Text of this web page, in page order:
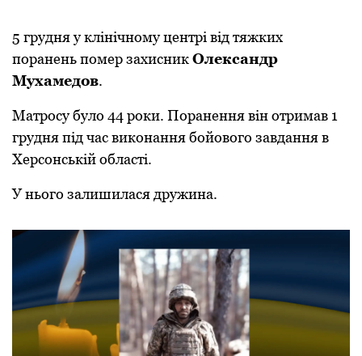
5 грудня у клінічному центрі від тяжких
поранень помер захисникОлександр
Мухамедов.
Матросу було 44 роки. Поранення він отримав 1
грудня під час виконання бойового завдання в
Херсонській області.
У нього залишилася дружина.